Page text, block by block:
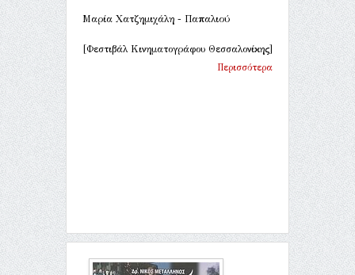
Μαρία Χατζημιχάλη - Παπαλιού
[Φεστιβάλ Κινηματογράφου Θεσσαλονίκης]
Περισσότερα